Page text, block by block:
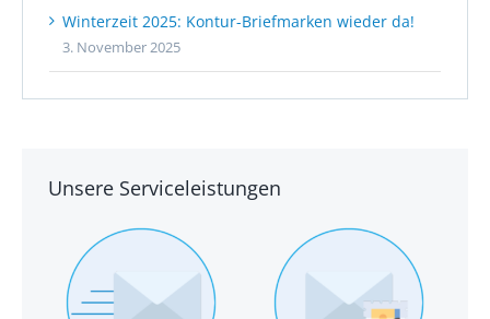
Winterzeit 2025: Kontur-Briefmarken wieder da!
3. November 2025
Unsere Serviceleistungen